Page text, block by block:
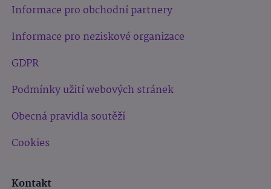
Informace pro obchodní partnery
Informace pro neziskové organizace
GDPR
Podmínky užití webových stránek
Obecná pravidla soutěží
Cookies
Kontakt